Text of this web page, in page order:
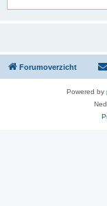
Forumoverzicht
Powered by